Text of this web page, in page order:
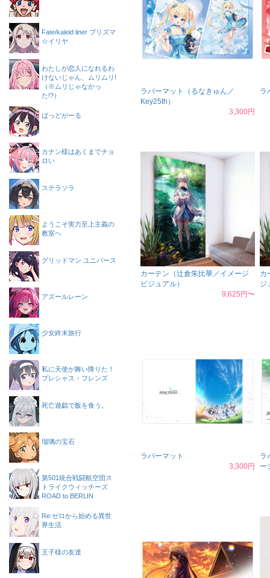
ラバーマット（るなきゅん／
Key25th）
3,300円
ラ
カーテン（辻倉朱比華／イメージ
ビジュアル）
9,625円〜
カ
ジ
ラバーマット
3,300円
ラ
ー
Fate/kaleid liner プリズマ
☆イリヤ
わたしが恋人になれるわ
けないじゃん、ムリムリ!
（※ムリじゃなかっ
た!?）
ばっどがーる
カナン様はあくまでチョ
ロい
ステラソラ
ようこそ実力至上主義の
教室へ
グリッドマン ユニバース
アズールレーン
少女終末旅行
私に天使が舞い降りた！
プレシャス・フレンズ
死亡遊戯で飯を食う。
瑠璃の宝石
第501統合戦闘航空団ス
トライクウィッチーズ
ROAD to BERLIN
Re:ゼロから始める異世
界生活
王子様の友達